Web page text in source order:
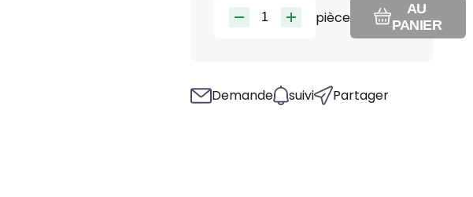
pièce
AU
PANIER
Demande suivi Partager